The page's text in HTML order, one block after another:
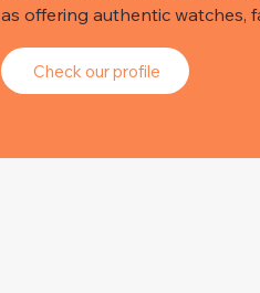
as offering authentic watches,
Check our profile